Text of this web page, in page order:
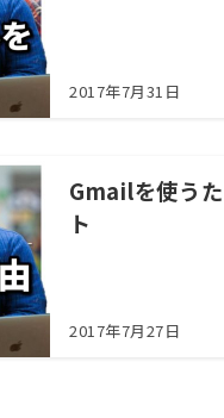
2017年7月31日
Gmailを使う
ト
2017年7月27日